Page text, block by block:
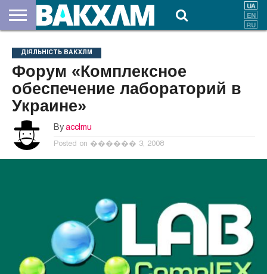
НАС
ВНЕСКИ
ДОКУМЕНТИ
НОВИНИ
КОНТАКТИ
ДІЯЛЬНІСТЬ ВАКХЛМ
Форум «Комплексное
обеспечение лабораторий в
Украине»
By acclmu
Posted on ������ 3, 2008